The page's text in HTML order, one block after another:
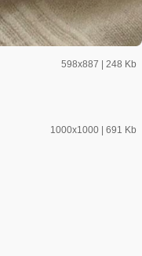
598х887 | 248 Kb
1000х1000 | 691 Kb